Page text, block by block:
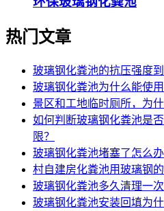
热门文章
玻璃钢化粪池的抗压强度
玻璃钢化粪池为什么能使
景区和工地临时厕所，为
如何判断玻璃钢化粪池是
限？
玻璃钢化粪池堵塞了怎么
村自建房化粪池用玻璃钢
玻璃钢化粪池多久清理一次
玻璃钢化粪池安装回填为什